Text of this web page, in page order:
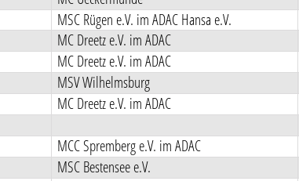
MSC Rügen e.V. im ADAC Hansa e.V.
MC Dreetz e.V. im ADAC
MC Dreetz e.V. im ADAC
MSV Wilhelmsburg
MC Dreetz e.V. im ADAC
MCC Spremberg e.V. im ADAC
MSC Bestensee e.V.